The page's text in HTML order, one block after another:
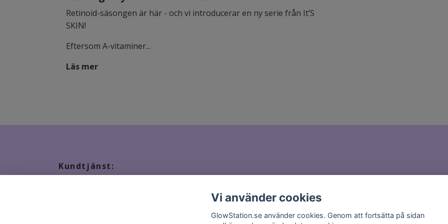
Retinoid-säsongen är här - och vi introducerar en ny serie från It’S
SKIN!
Eftersom A-vitaminer...
Läs mer
Kundtjänst:
Vi använder cookies
GlowStation.se använder cookies. Genom att fortsätta på sidan